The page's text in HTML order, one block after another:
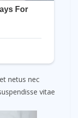
netus nec
vitae